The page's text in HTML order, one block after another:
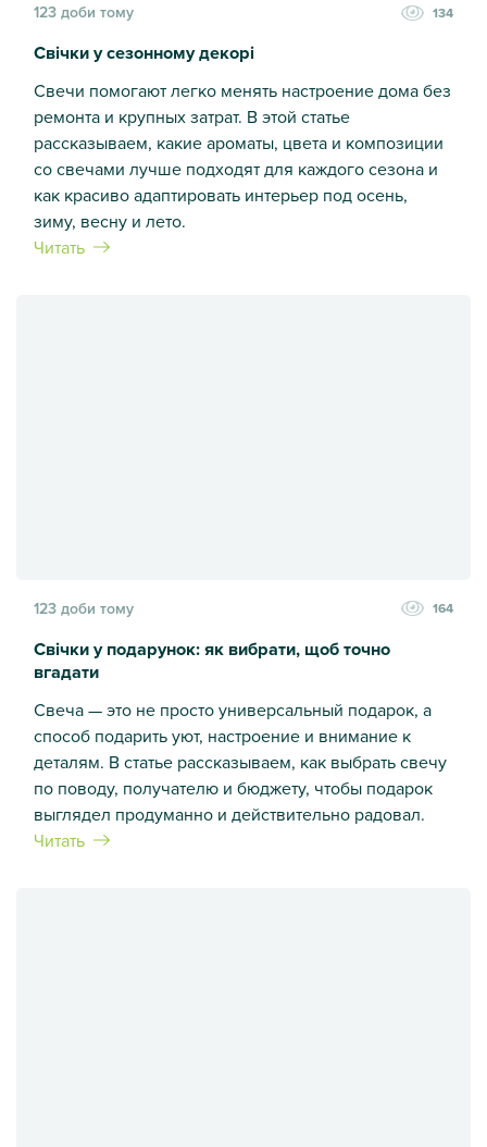
123 доби тому 134
Свічки у сезонному декорі
Свечи помогают легко менять настроение дома без
ремонта и крупных затрат. В этой статье
рассказываем, какие ароматы, цвета и композиции
со свечами лучше подходят для каждого сезона и
как красиво адаптировать интерьер под осень,
зиму, весну и лето.
Читать
123 доби тому 164
Свічки у подарунок: як вибрати, щоб точно
вгадати
Свеча — это не просто универсальный подарок, а
способ подарить уют, настроение и внимание к
деталям. В статье рассказываем, как выбрать свечу
по поводу, получателю и бюджету, чтобы подарок
выглядел продуманно и действительно радовал.
Читать